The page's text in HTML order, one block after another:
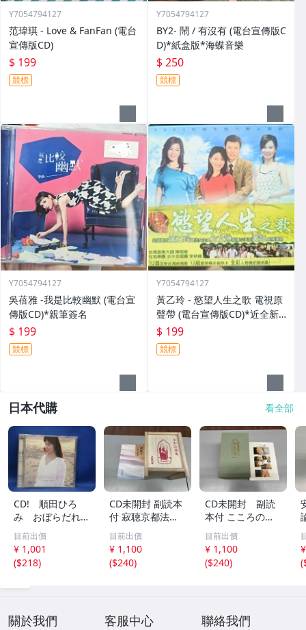
Y7054794127
范瑋琪 - Love & FanFan (電台
宣傳版CD)
$ 199
競標
Y7054794127
BY2- 鬧 / 有沒有 (電台宣傳版C
D)*紙盒版*海蝶音樂
$ 250
競標
Y7054794127
吳蓓雅 -我是比較幽默 (電台宣
傳版CD)*親筆簽名
$ 199
競標
Y7054794127
黃乙玲 - 慾望人生之歌 電視原
聲帶 (電台宣傳版CD)*近全新*
黃妃 / 陳明章
$ 199
競標
日本代購 看全部
CD! 順田ひろ
み おぼらだれ
ん 帯付き OM
CD-16 42405
目前出價
¥ 1,001
($218)
CD未開封 副読本
付 寂聴京都法話
集 ユーキャン
目前出價
¥ 1,100
($240)
CD未開封 副読
本付 こころの
扉 河合隼雄講話
集
目前出價
¥ 1,100
($240)
(
關於我們 客服中心 聯絡我們